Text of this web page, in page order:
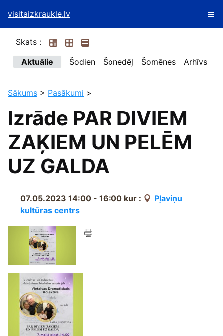
visitaizkraukle.lv
Skats :
Aktuālie
Šodien Šonedēļ Šomēnes Arhīvs
Sākums > Pasākumi >
Izrāde PAR DIVIEM
ZAĶIEM UN PELĒM
UZ GALDA
07.05.2023 14:00 - 16:00 kur :
Pļaviņu
kultūras centrs